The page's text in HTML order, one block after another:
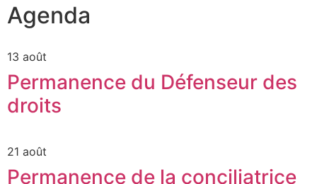
Agenda
13 août
Permanence du Défenseur des
droits
21 août
Permanence de la conciliatrice